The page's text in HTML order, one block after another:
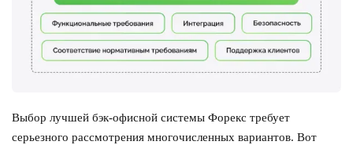
Выбор лучшей бэк-офисной системы Форекс требует
серьезного рассмотрения многочисленных вариантов. Вот